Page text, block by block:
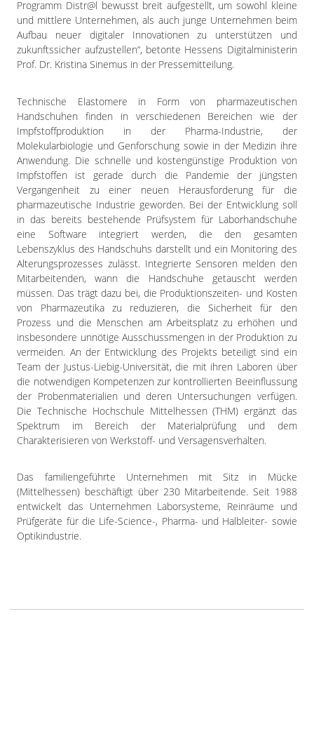
Programm Distr@l bewusst breit aufgestellt, um sowohl kleine
und mittlere Unternehmen, als auch junge Unternehmen beim
Aufbau neuer digitaler Innovationen zu unterstützen und
zukunftssicher aufzustellen“, betonte Hessens Digitalministerin
Prof. Dr. Kristina Sinemus in der Pressemitteilung.
Technische Elastomere in Form von pharmazeutischen
Handschuhen finden in verschiedenen Bereichen wie der
Impfstoffproduktion in der Pharma-Industrie, der
Molekularbiologie und Genforschung sowie in der Medizin ihre
Anwendung. Die schnelle und kostengünstige Produktion von
Impfstoffen ist gerade durch die Pandemie der jüngsten
Vergangenheit zu einer neuen Herausforderung für die
pharmazeutische Industrie geworden. Bei der Entwicklung soll
in das bereits bestehende Prüfsystem für Laborhandschuhe
eine Software integriert werden, die den gesamten
Lebenszyklus des Handschuhs darstellt und ein Monitoring des
Alterungsprozesses zulässt. Integrierte Sensoren melden den
Mitarbeitenden, wann die Handschuhe getauscht werden
müssen. Das trägt dazu bei, die Produktionszeiten- und Kosten
von Pharmazeutika zu reduzieren, die Sicherheit für den
Prozess und die Menschen am Arbeitsplatz zu erhöhen und
insbesondere unnötige Ausschussmengen in der Produktion zu
vermeiden. An der Entwicklung des Projekts beteiligt sind ein
Team der Justus-Liebig-Universität, die mit ihren Laboren über
die notwendigen Kompetenzen zur kontrollierten Beeinflussung
der Probenmaterialien und deren Untersuchungen verfügen.
Die Technische Hochschule Mittelhessen (THM) ergänzt das
Spektrum im Bereich der Materialprüfung und dem
Charakterisieren von Werkstoff- und Versagensverhalten.
Das familiengeführte Unternehmen mit Sitz in Mücke
(Mittelhessen) beschäftigt über 230 Mitarbeitende. Seit 1988
entwickelt das Unternehmen Laborsysteme, Reinräume und
Prüfgeräte für die Life-Science-, Pharma- und Halbleiter- sowie
Optikindustrie.